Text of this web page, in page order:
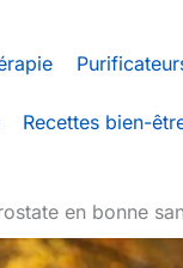
Recettes bien-
en bonne